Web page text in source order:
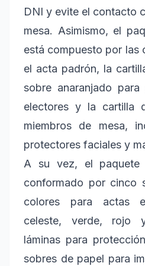
DNI y evite el contacto
mesa. Asimismo, el
está compuesto por las
el acta padrón, la
sobre anaranjado
electores y la cartilla
miembros de mesa,
protectores faciales y
A su vez, el paquete
conformado por cinco
colores para actas
celeste, verde, rojo
láminas para
sobres de papel para